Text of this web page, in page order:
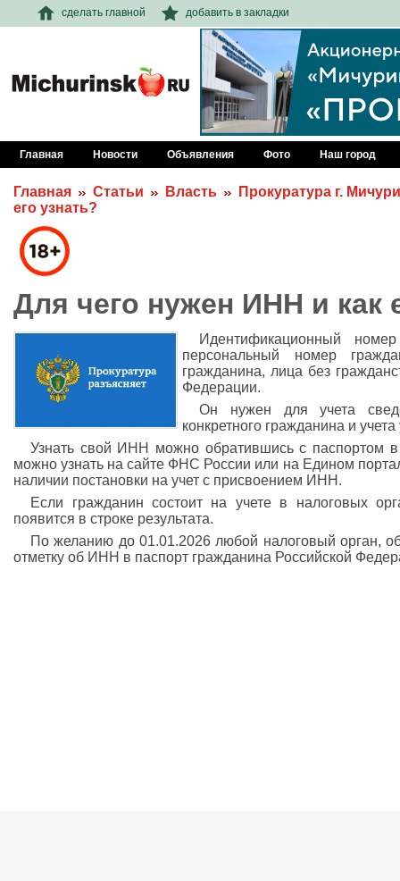
сделать главной добавить в закладки
Главная Новости Объявления Фото Наш город
Главная Статьи Власть
Прокуратура г.
его узнать?
Для чего нужен ИНН и как
Идентификационный
персональный номер
гражданина, лица без
Федерации.
Он нужен для учета
конкретного гражданина и
Узнать свой ИНН можно обратившись с паспортом
можно узнать на сайте ФНС России или на Едином
наличии постановки на учет с присвоением ИНН.
Если гражданин состоит на учете в налоговых
появится в строке результата.
По желанию до 01.01.2026 любой налоговый орган,
отметку об ИНН в паспорт гражданина Российской